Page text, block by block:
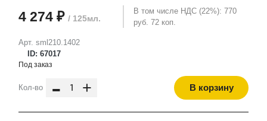
Арт. sml210.1402
ID: 67017
4 274 ₽ / 125мл.
В том числе НДС (22%): 770
руб. 72 коп.
Под заказ
Кол-во - + В корзину